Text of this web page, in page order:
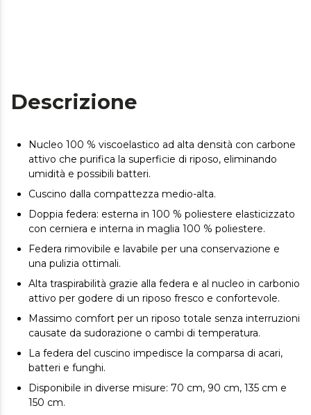
Descrizione
Nucleo 100 % viscoelastico ad alta densità con carbone
attivo che purifica la superficie di riposo, eliminando
umidità e possibili batteri.
Cuscino dalla compattezza medio-alta.
Doppia federa: esterna in 100 % poliestere elasticizzato
con cerniera e interna in maglia 100 % poliestere.
Federa rimovibile e lavabile per una conservazione e
una pulizia ottimali.
Alta traspirabilità grazie alla federa e al nucleo in carbonio
attivo per godere di un riposo fresco e confortevole.
Massimo comfort per un riposo totale senza interruzioni
causate da sudorazione o cambi di temperatura.
La federa del cuscino impedisce la comparsa di acari,
batteri e funghi.
Disponibile in diverse misure: 70 cm, 90 cm, 135 cm e
150 cm.